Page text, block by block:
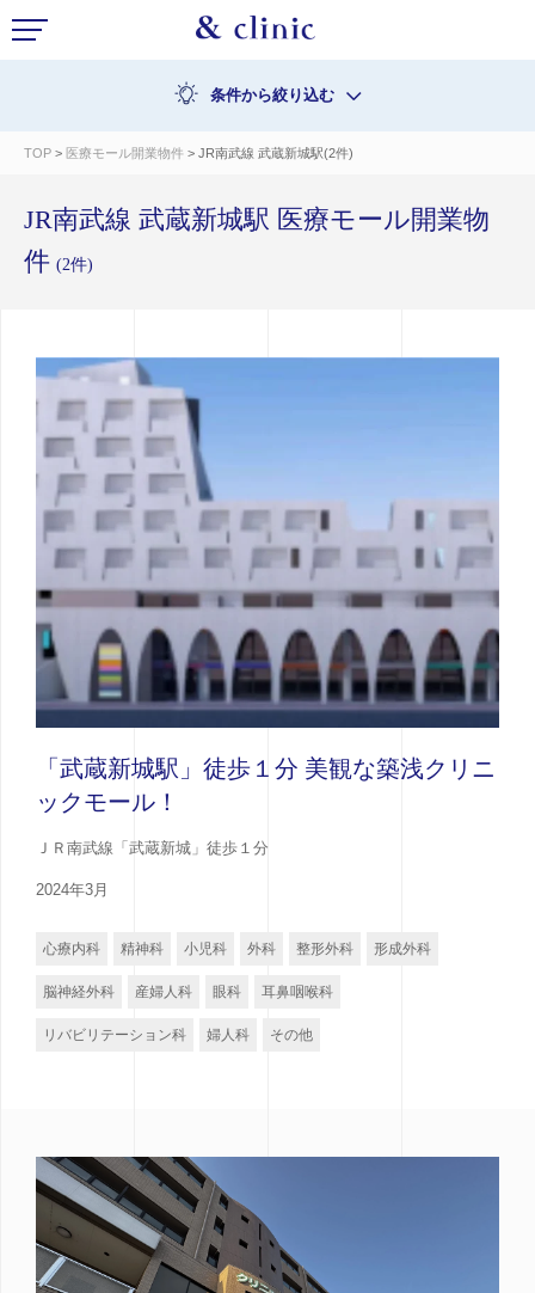
条件から絞り込む
TOP > 医療モール開業物件 > JR南武線 武蔵新城駅(2件)
JR南武線 武蔵新城駅 医療モール開業物
件 (2件)
「武蔵新城駅」徒歩１分 美観な築浅クリニ
ックモール！
ＪＲ南武線「武蔵新城」徒歩１分
2024年3月
心療内科 精神科 小児科 外科 整形外科 形成外科
脳神経外科 産婦人科 眼科 耳鼻咽喉科
リバビリテーション科 婦人科 その他